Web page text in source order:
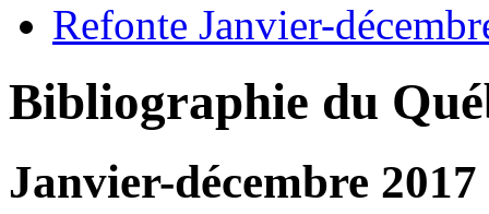
Refonte Janvier-
Bibliographie du
Janvier-décembre 2017